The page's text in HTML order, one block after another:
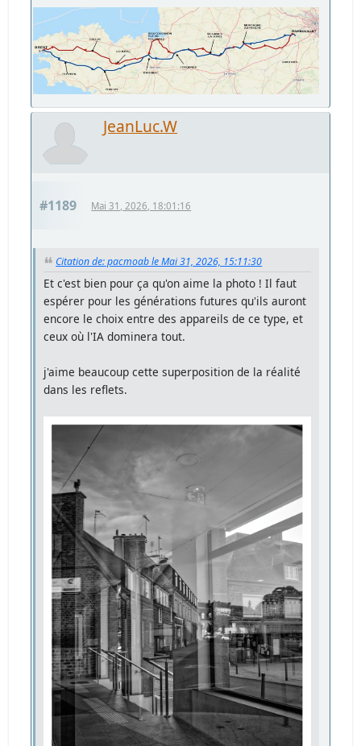
JeanLuc.W
#1189 Mai 31, 2026, 18:01:16
Citation de: pacmoab le Mai 31, 2026, 15:11:30
Et c'est bien pour ça qu'on aime la photo ! Il faut
espérer pour les générations futures qu'ils auront
encore le choix entre des appareils de ce type, et
ceux où l'IA dominera tout.
j'aime beaucoup cette superposition de la réalité
dans les reflets.